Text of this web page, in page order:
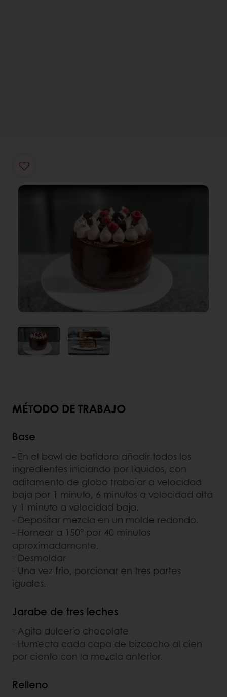
MÉTODO DE TRABAJO
Base
- En el bowl de batidora añadir todos los
ingredientes iniciando por líquidos, con
aditamento de globo trabajar a velocidad
baja por 1 minuto, 6 minutos a velocidad alta
y 1 minuto a velocidad baja.
- Depositar mezcla en un molde redondo.
- Hornear a 150° por 40 minutos
aproximadamente.
- Desmoldar
- Una vez frio, porcionar en tres partes
iguales.
Jarabe de tres leches
- Agita dulcerío chocolate
- Humecta cada capa de bizcocho al cien
por ciento con la mezcla anterior.
Relleno